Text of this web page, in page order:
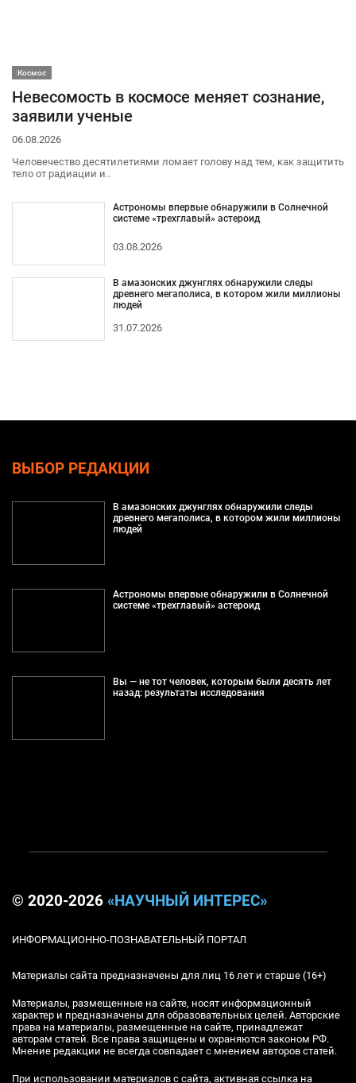
Космос
Невесомость в космосе меняет сознание,
заявили ученые
06.08.2026
Человечество десятилетиями ломает голову над тем, как защитить
тело от радиации и..
Астрономы впервые обнаружили в Солнечной
системе «трехглавый» астероид
03.08.2026
В амазонских джунглях обнаружили следы
древнего мегаполиса, в котором жили миллионы
людей
31.07.2026
ВЫБОР РЕДАКЦИИ
В амазонских джунглях обнаружили следы
древнего мегаполиса, в котором жили миллионы
людей
Астрономы впервые обнаружили в Солнечной
системе «трехглавый» астероид
Вы — не тот человек, которым были десять лет
назад: результаты исследования
© 2020-2026 «НАУЧНЫЙ ИНТЕРЕС»
ИНФОРМАЦИОННО-ПОЗНАВАТЕЛЬНЫЙ ПОРТАЛ
Материалы сайта предназначены для лиц 16 лет и старше (16+)
Материалы, размещенные на сайте, носят информационный
характер и предназначены для образовательных целей. Авторские
права на материалы, размещенные на сайте, принадлежат
авторам статей. Все права защищены и охраняются законом РФ.
Мнение редакции не всегда совпадает с мнением авторов статей.
При использовании материалов с сайта, активная ссылка на